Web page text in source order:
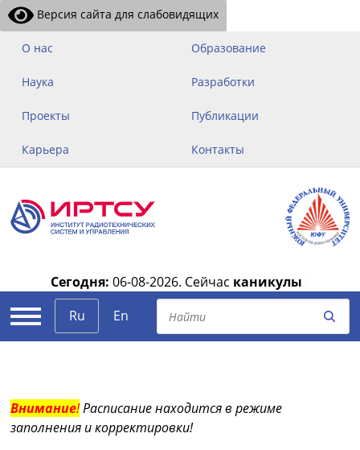
Версия сайта для слабовидящих
О нас Образование
Наука Разработки
Проекты Публикации
Карьера Контакты
Сегодня: 06-08-2026. Сейчас каникулы
Ru
En
Внимание!Расписание находится в режиме
заполнения и корректировки!